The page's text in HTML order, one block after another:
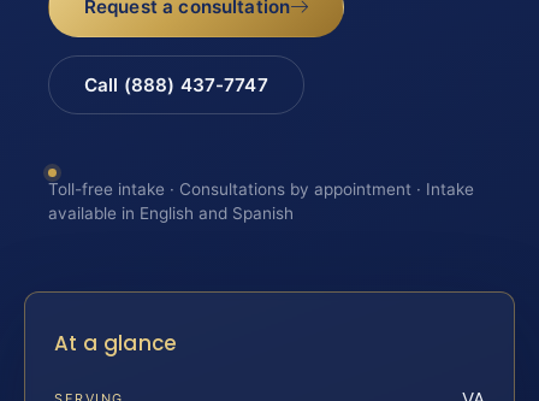
Request a consultation
Call (888) 437-7747
Toll-free intake · Consultations by appointment · Intake
available in English and Spanish
At a glance